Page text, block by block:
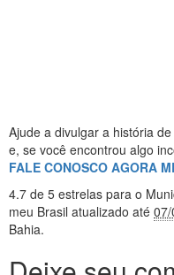
Ajude a divulgar a história
e, se você encontrou algo
FALE CONOSCO AGORA
4.7 de 5 estrelas para o
meu Brasil atualizado até
Bahia.